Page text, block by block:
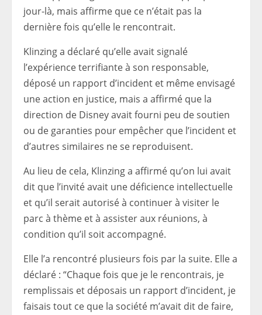
jour-là, mais affirme que ce n’était pas la
dernière fois qu’elle le rencontrait.
Klinzing a déclaré qu’elle avait signalé
l’expérience terrifiante à son responsable,
déposé un rapport d’incident et même envisagé
une action en justice, mais a affirmé que la
direction de Disney avait fourni peu de soutien
ou de garanties pour empêcher que l’incident et
d’autres similaires ne se reproduisent.
Au lieu de cela, Klinzing a affirmé qu’on lui avait
dit que l’invité avait une déficience intellectuelle
et qu’il serait autorisé à continuer à visiter le
parc à thème et à assister aux réunions, à
condition qu’il soit accompagné.
Elle l’a rencontré plusieurs fois par la suite. Elle a
déclaré : “Chaque fois que je le rencontrais, je
remplissais et déposais un rapport d’incident, je
faisais tout ce que la société m’avait dit de faire,